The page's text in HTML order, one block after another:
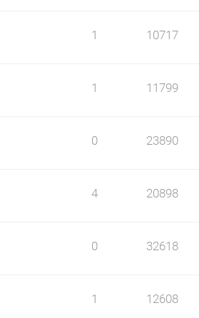
1 10717
1 11799
0 23890
4 20898
0 32618
1 12608